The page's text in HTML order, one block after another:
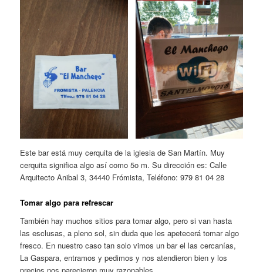
Este bar está muy cerquita de la iglesia de San Martín. Muy
cerquita significa algo así como 5o m. Su dirección es: Calle
Arquitecto Anibal 3, 34440 Frómista, Teléfono: 979 81 04 28
Tomar algo para refrescar
También hay muchos sitios para tomar algo, pero si van hasta
las esclusas, a pleno sol, sin duda que les apetecerá tomar algo
fresco. En nuestro caso tan solo vimos un bar el las cercanías,
La Gaspara, entramos y pedimos y nos atendieron bien y los